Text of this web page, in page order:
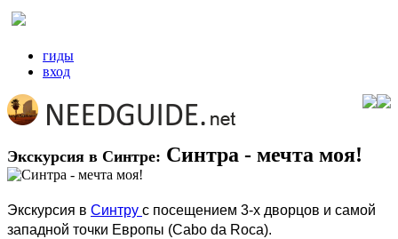
гиды
вход
Экскурсия в Синтре: Синтра - мечта моя!
Экскурсия в Синтру с посещением 3-х дворцов и самой
западной точки Европы (Cabo da Roca).